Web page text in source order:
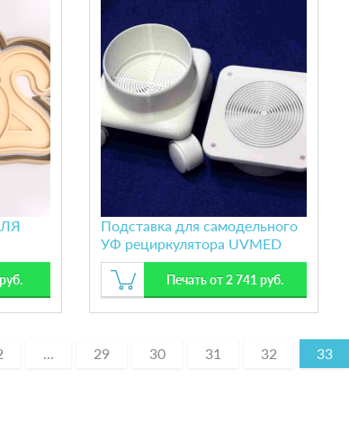
Подставка для самодельного
УФ рециркулятора UVMED
Печать от 2 741 руб.
... 29 30 31 32 33